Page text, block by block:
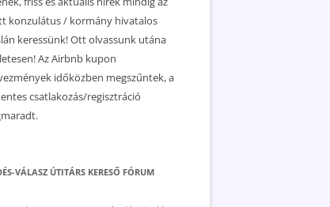
konzulátus / kormány hivatalos
keressünk! Ott olvassunk utána
Az Airbnb kupon
időközben megszűntek, a
csatlakozás/regisztráció
VÁLASZ ÚTITÁRS KERESŐ FÓRUM